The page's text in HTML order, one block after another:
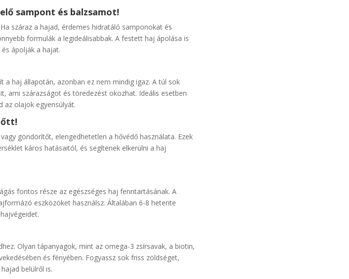
sampont és balzsamot!
száraz a hajad, érdemes hidratáló samponokat és
formulák a legideálisabbak. A festett haj ápolása is
ápolják a hajat.
haj állapotán, azonban ez nem mindig igaz. A túl sok
ami szárazságot és töredezést okozhat. Ideális esetben
az olajok egyensúlyát.
göndörítőt, elengedhetetlen a hővédő használata. Ezek
káros hatásaitól, és segítenek elkerülni a haj
fontos része az egészséges haj fenntartásának. A
eszközöket használsz. Általában 6-8 hetente
Olyan tápanyagok, mint az omega-3 zsírsavak, a biotin,
és fényében. Fogyassz sok friss zöldséget,
belülről is.